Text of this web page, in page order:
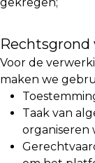
Rechtsgrond
Voor de
maken we
Taak van
organiseren